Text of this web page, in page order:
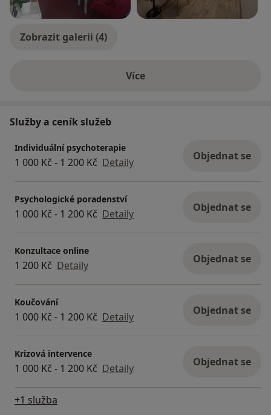
Zobrazit galerii (4)
Víceo zkušenostech
Služby a ceník služeb
Individuální psychoterapie
1 000 Kč - 1 200 Kč Detaily Objednat se
Psychologické poradenství
1 000 Kč - 1 200 Kč Detaily Objednat se
Konzultace online
1 200 Kč Detaily Objednat se
Koučování
1 000 Kč - 1 200 Kč Detaily Objednat se
Krizová intervence
1 000 Kč - 1 200 Kč Detaily Objednat se
+1 služba